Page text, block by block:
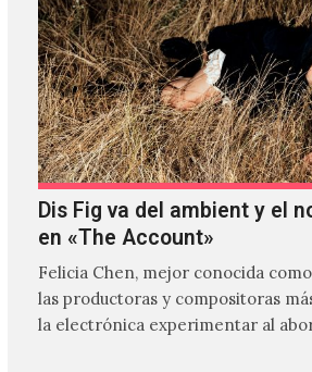
Dis Fig va del ambient y el
en «The Account»
Felicia Chen, mejor conocida
las productoras y compositoras
la electrónica experimentar al